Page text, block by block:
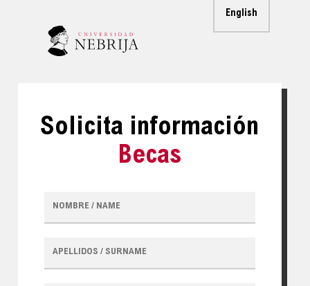
English
Solicita información
Becas
NOMBRE / NAME
APELLIDOS / SURNAME